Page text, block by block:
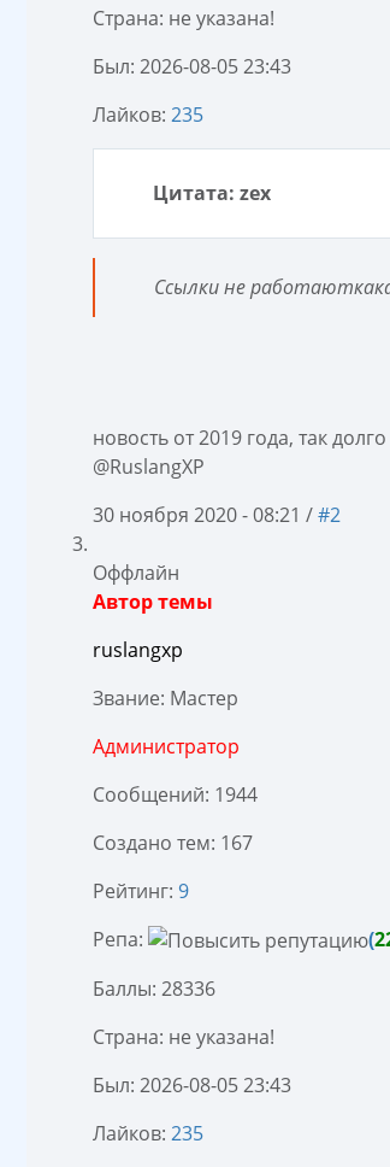
Страна: не указана!
Был: 2026-08-05 23:43
Лайков: 235
Цитата: zex
Ссылки не
новость от 2019 года, так
@RuslangXP
30 ноября 2020 - 08:21 /#2
Оффлайн
Автор темы
ruslangxp
Звание: Мастер
Администратор
Сообщений: 1944
Создано тем: 167
Рейтинг: 9
Репа:
(
Баллы: 28336
Страна: не указана!
Был: 2026-08-05 23:43
Лайков: 235